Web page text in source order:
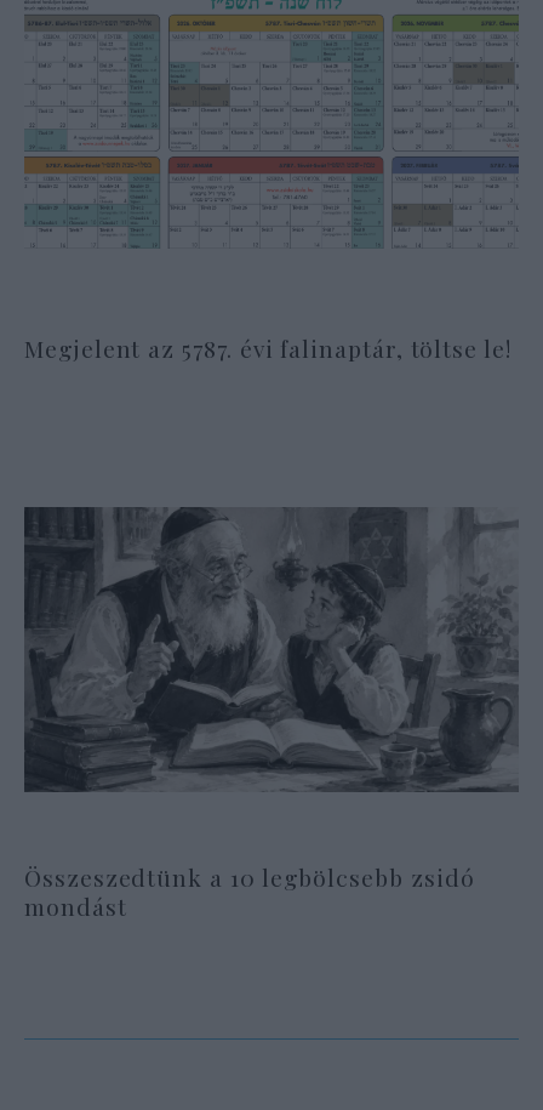
Megjelent az 5787. évi falinaptár, töltse le!
Összeszedtünk a 10 legbölcsebb zsidó
mondást